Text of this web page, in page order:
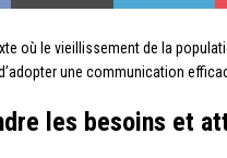
où le vieillissement de la
une communication
les besoins et